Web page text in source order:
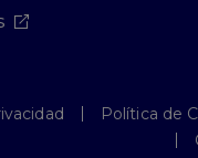
Política de